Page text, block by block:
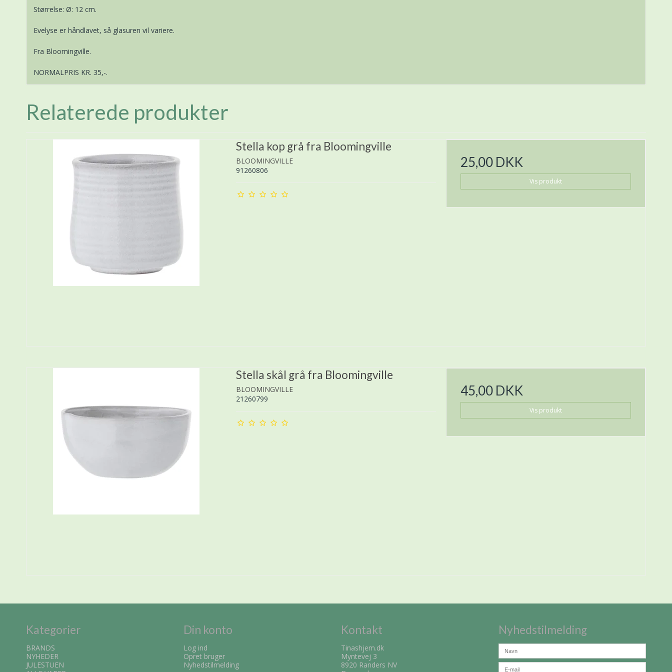
Størrelse: Ø: 12 cm.
Evelyse er håndlavet, så glasuren vil variere.
Fra Bloomingville.
NORMALPRIS KR. 35,-.
Relaterede produkter
Stella kop grå fra Bloomingville
BLOOMINGVILLE
91260806
25,00 DKK
Vis produkt
Stella skål grå fra Bloomingville
BLOOMINGVILLE
21260799
45,00 DKK
Vis produkt
Kategorier
BRANDS
NYHEDER
JULESTUEN
Din konto
Log ind
Opret bruger
Nyhedstilmelding
Kontakt
Tinashjem.dk
Myntevej 3
8920 Randers NV
Nyhedstilmelding